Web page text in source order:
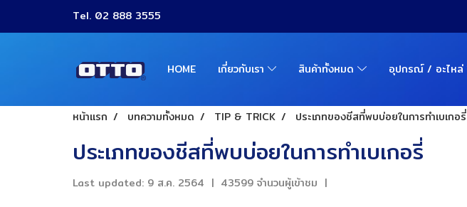
Tel. 02 888 3555
HOME เกี่ยวกับเรา สินค้าทั้งหมด อุปกรณ์ / อะไหล่
หน้าแรก บทความทั้งหมด TIP & TRICK ประเภทของชีสที่พบบ่อยในการทำเบเกอรี่
ประเภทของชีสที่พบบ่อยในการทำเบเกอรี่
Last updated: 9 ส.ค. 2564 | 43599 จำนวนผู้เข้าชม |